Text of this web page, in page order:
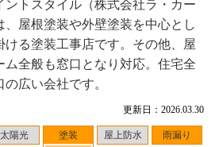
更新日：2026.03.30
太陽光
塗装
屋上防水 雨漏り
ントスタイル（株式会社ラ・カー
屋根塗装や外壁塗装を中心とし
ける塗装工事店です。その他、屋
ム全般も窓口となり対応。住宅全
広い会社です。